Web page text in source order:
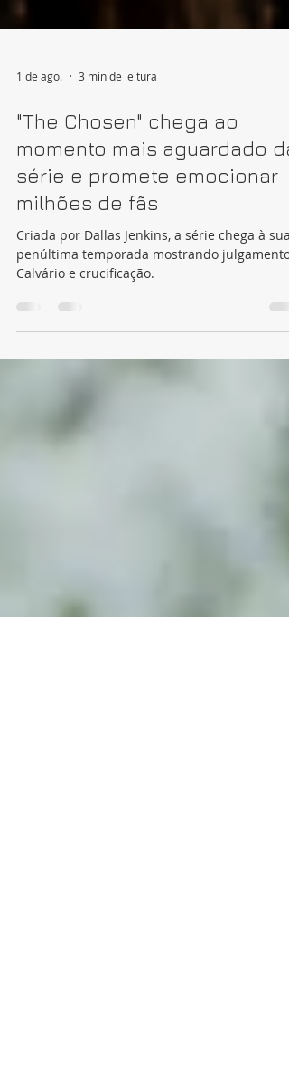
1 de ago. 3 min de leitura
"The Chosen" chega ao
momento mais aguardado da
série e promete emocionar
milhões de fãs
penúltima temporada mostrando julgamento,